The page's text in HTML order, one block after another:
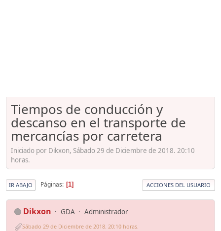
Tiempos de conducción y
descanso en el transporte de
mercancías por carretera
Iniciado por Dikxon, Sábado 29 de Diciembre de 2018. 20:10
horas.
IR ABAJO Páginas 1 ACCIONES DEL USUARIO
Dikxon GDA Administrador
Sábado 29 de Diciembre de 2018. 20:10 horas.